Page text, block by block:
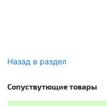
Назад в раздел
Сопуствутющие товары